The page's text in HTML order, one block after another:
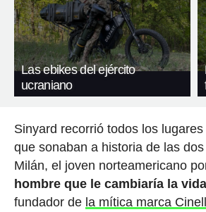
Las ebikes del ejército
ucraniano
Sinyard recorrió todos los
que sonaban a historia de las
Milán, el joven norteamericano
hombre que le cambiaría la
fundador de la mítica marca